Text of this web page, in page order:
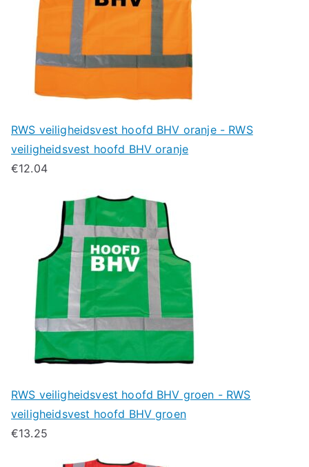
RWS veiligheidsvest hoofd BHV oranje - RWS
veiligheidsvest hoofd BHV oranje
€12.04
RWS veiligheidsvest hoofd BHV groen - RWS
veiligheidsvest hoofd BHV groen
€13.25